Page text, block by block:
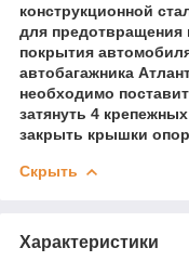
конструкционной
для предотвращения
покрытия
автобагажника
необходимо
затянуть 4
закрыть крышки опор
Скрыть
Характеристики